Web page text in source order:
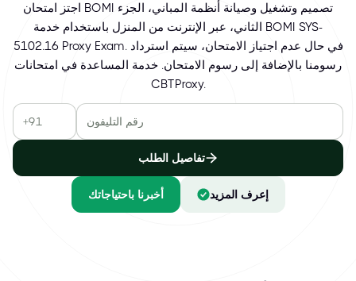
اجتز امتحان BOMI تصميم وتشغيل وصيانة أنظمة المباني، الجزء
الثاني، عبر الإنترنت من المنزل باستخدام خدمة BOMI SYS-
5102.16 Proxy Exam. في حال عدم اجتياز الامتحان، سيتم استرداد
رسومنا بالإضافة إلى رسوم الامتحان. خدمة المساعدة في امتحانات
CBTProxy.
تفاصيل الطلب
أخبرنا باحتياجاتك إعرف المزيد